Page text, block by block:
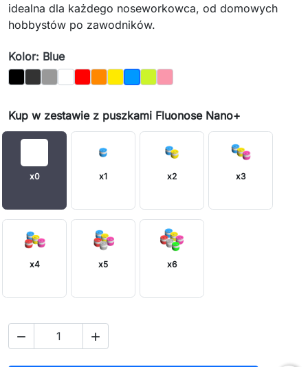
idealna dla każdego noseworkowca, od domowych
hobbystów po zawodników.
Kolor: Blue
BlackGraphite
GrayWhite
RedOrange
Yellow
BlueLight Green
Pink
Kup w zestawie z puszkami Fluonose Nano+
x0 x1 x2 x3
x4 x5 x6
 